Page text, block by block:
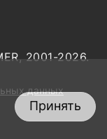
2001-2026.
данных
Принять